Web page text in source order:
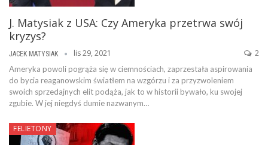
J. Matysiak z USA: Czy Ameryka przetrwa swój
kryzys?
JACEK MATYSIAK lis 29, 2021 2
Ameryka powoli pogrąża się w ciemnościach, zaprzestała aspirowania
do bycia reaganowskim światłem na wzgórzu i za przyzwoleniem
swoich sprzedajnych elit podąża, jak to w historii bywało, ku swojej
zgubie. W jej niegdyś dumie nazwanym…
FELIETONY